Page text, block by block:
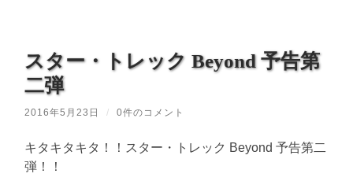
スター・トレック Beyond 予告第
二弾
2016年5月23日 / 0件のコメント
キタキタキタ！！スター・トレック Beyond 予告第二
弾！！